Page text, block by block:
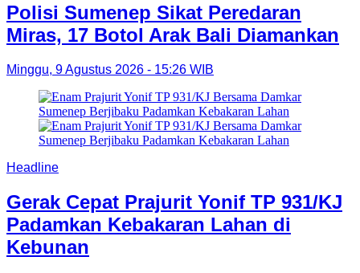
Polisi Sumenep Sikat Peredaran
Miras, 17 Botol Arak Bali Diamankan
Minggu, 9 Agustus 2026 - 15:26 WIB
Headline
Gerak Cepat Prajurit Yonif TP 931/KJ
Padamkan Kebakaran Lahan di
Kebunan